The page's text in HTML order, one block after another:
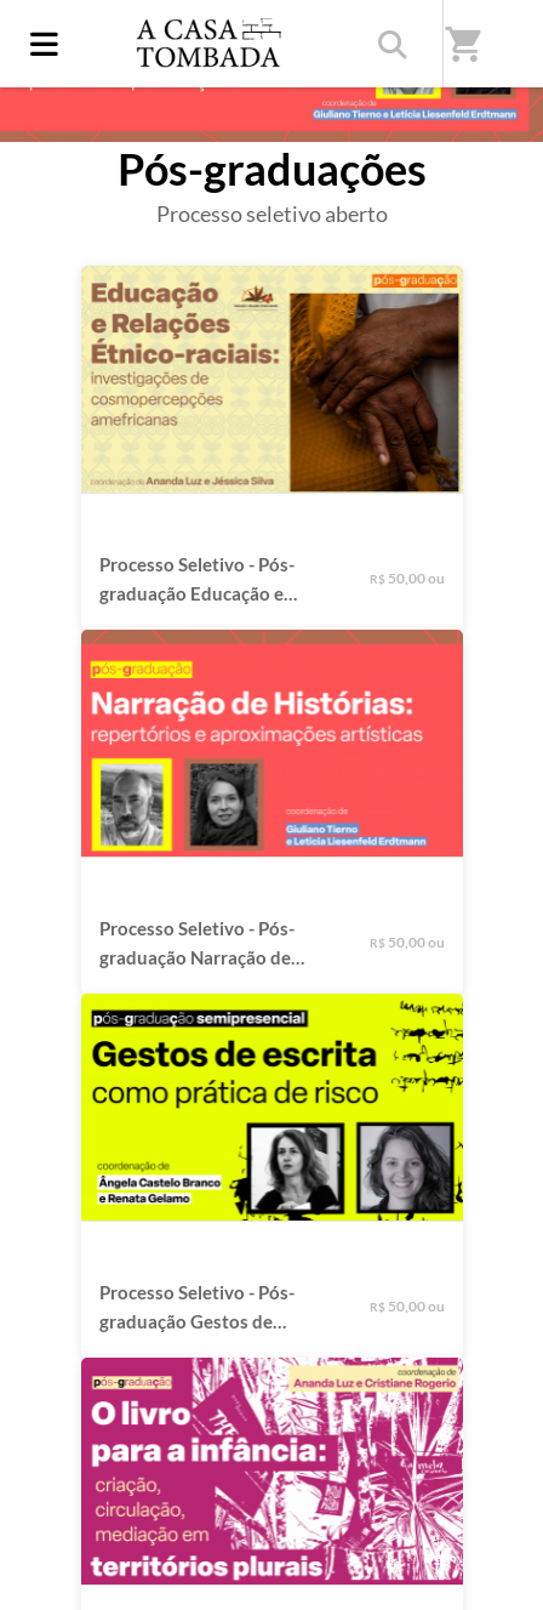
shopping_cart
Pós-graduações
Processo seletivo aberto
Processo Seletivo - Pós-
graduação Educação e
investigações de
cosmopercepções
amefricanas
R$ 50,00 ou
Processo Seletivo - Pós-
graduação Narração de
aproximações artísticas
R$ 50,00 ou
Processo Seletivo - Pós-
graduação Gestos de
Risco
R$ 50,00 ou